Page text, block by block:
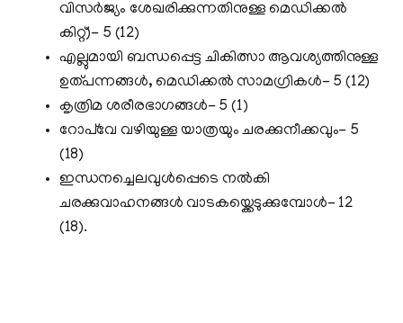
വിസര്‍ജ്യം ശേഖരിക്കുന്നതിനുള്ള മെഡിക്കല്‍
കിറ്റ്)- 5 (12)
എല്ലുമായി ബന്ധപ്പെട്ട ചികിത്സാ ആവശ്യത്തിനുള്ള
ഉത്പന്നങ്ങള്‍, മെഡിക്കല്‍ സാമഗ്രികള്‍- 5 (12)
കൃത്രിമ ശരീരഭാഗങ്ങള്‍- 5 (1)
റോപ്‌വേ വഴിയുള്ള യാത്രയും ചരക്കുനീക്കവും- 5
(18)
ഇന്ധനച്ചെലവുൾപ്പെടെ നല്‍കി
ചരക്കുവാഹനങ്ങള്‍ വാടകയ്ക്കെടുക്കുമ്പോള്‍- 12
(18).